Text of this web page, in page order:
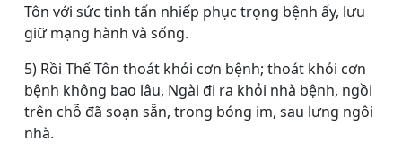
Tôn với sức tinh tấn nhiếp phục trọng bệnh ấy, lưu
giữ mạng hành và sống.
5) Rồi Thế Tôn thoát khỏi cơn bệnh; thoát khỏi cơn
bệnh không bao lâu, Ngài đi ra khỏi nhà bệnh, ngồi
trên chỗ đã soạn sẵn, trong bóng im, sau lưng ngôi
nhà.